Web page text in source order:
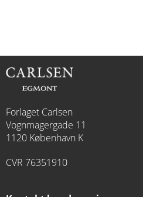
Forlaget Carlsen
Vognmagergade 11
1120 København K
CVR 76351910